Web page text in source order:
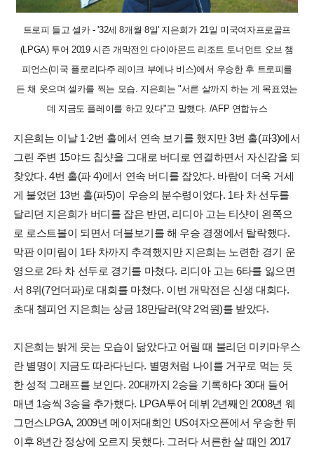
트로피 들고 셀카 - '32세 8개월 8일' 지은희가 21일 미국여자프로골프
(LPGA) 투어 2019 시즌 개막전인 다이아몬드 리조트 토너먼트 오브 챔
피언스(미국 플로리다주 레이크 부에나 비스)에서 우승한 후 트로피를
든 채 웃으며 셀카를 찍는 모습. 지은희는 "서른 살까지 하는 게 목표였는
데 지금도 플레이를 하고 있다"고 말했다. /AFP 연합뉴스
지은희는 이날 1·2번 홀에서 연속 보기를 했지만 3번 홀(파3)에서
그린 주변 15야드 칩샷을 그대로 버디로 연결하면서 자신감을 되
찾았다. 4번 홀(파 4)에서 연속 버디를 잡았다. 바람이 더욱 거세
게 불었던 13번 홀(파5)이 우승의 분수령이었다. 1타 차 선두를
달리던 지은희가 버디를 잡은 반면, 리디아 고는 티샷이 왼쪽으
로 로스트볼이 되면서 더블보기를 해 우승 경쟁에서 탈락했다.
막판 이미림이 1타 차까지 추격했지만 지은희는 노련한 경기 운
영으로 2타 차 선두로 경기를 마쳤다. 리디아 고는 6타를 잃으면
서 8위(7언더파)로 대회를 마쳤다. 이번 개막전은 신생 대회다.
초대 챔피언 지은희는 상금 18만달러(약 2억원)를 받았다.
지은희는 밝게 웃는 모습이 닮았다고 어릴 때 불리던 미키마우스
란 별명이 지금도 따라다닌다. 별명처럼 나이를 거꾸로 먹는 듯
한 성적 그래프를 보인다. 20대까지 2승을 기록하다 30대 들어
매년 1승씩 3승을 추가했다. LPGA투어 데뷔 2년째인 2008년 웨
그먼스LPGA, 2009년 메이저대회인 US여자오픈에서 우승한 뒤
이후 8년간 정상에 오르지 못했다. 그러다 서른한 살 때인 2017